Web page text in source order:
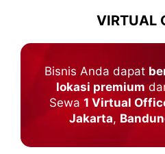
VIRTUAL
Bisnis Anda dapat
lokasi premium
Sewa 1 Virtual
Jakarta,